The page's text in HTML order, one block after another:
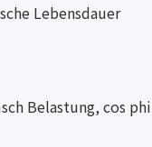
Lebensdauer
Belastung, cos phi